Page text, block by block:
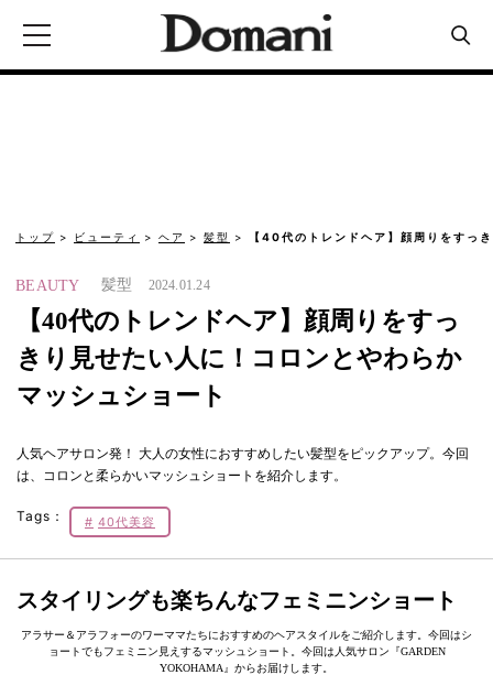
トップ ビューティ ヘア 髪型 【40代のトレンドヘア】顔周りをすっ
BEAUTY 髪型 2024.01.24
【40代のトレンドヘア】顔周りをすっ
きり見せたい人に！コロンとやわらか
マッシュショート
人気ヘアサロン発！ 大人の女性におすすめしたい髪型をピックアップ。今回
は、コロンと柔らかいマッシュショートを紹介します。
Tags： 40代美容
スタイリングも楽ちんなフェミニンショート
アラサー＆アラフォーのワーママたちにおすすめのヘアスタイルをご紹介します。今回はシ
ョートでもフェミニン見えするマッシュショート。今回は人気サロン『GARDEN
YOKOHAMA』からお届けします。